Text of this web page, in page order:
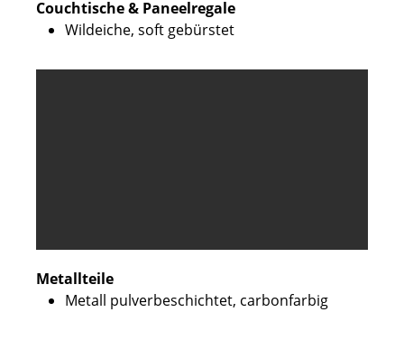
Couchtische & Paneelregale
Wildeiche, soft gebürstet
Metallteile
Metall pulverbeschichtet, carbonfarbig